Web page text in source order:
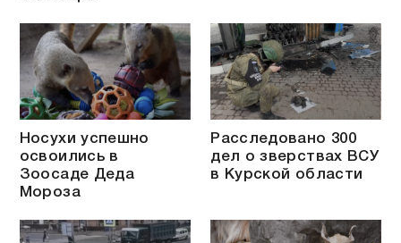
Носухи успешно
освоились в
Зоосаде Деда
Мороза
Расследовано 300
дел о зверствах ВСУ
в Курской области